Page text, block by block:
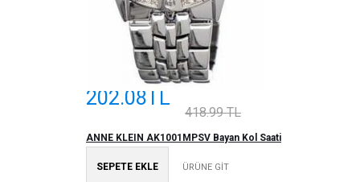
202.08TL
418.99 TL
ANNE KLEIN AK1001MPSV Bayan Kol Saati
SEPETE EKLE ÜRÜNE GİT